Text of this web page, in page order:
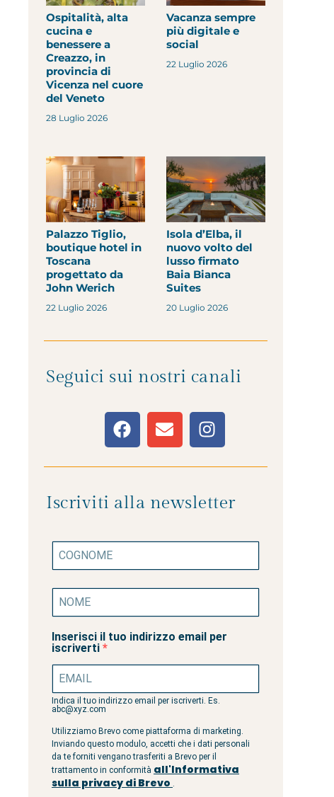
Ospitalità, alta
cucina e
benessere a
Creazzo, in
provincia di
Vicenza nel cuore
del Veneto
28 Luglio 2026
Vacanza sempre
più digitale e
social
22 Luglio 2026
Palazzo Tiglio,
boutique hotel in
Toscana
progettato da
John Werich
22 Luglio 2026
Isola d’Elba, il
nuovo volto del
lusso firmato
Baia Bianca
Suites
20 Luglio 2026
Seguici sui nostri canali
Iscriviti alla newsletter
Inserisci il tuo indirizzo email per
iscriverti
Indica il tuo indirizzo email per iscriverti. Es.
abc@xyz.com
Utilizziamo Brevo come piattaforma di marketing.
Inviando questo modulo, accetti che i dati personali
da te forniti vengano trasferiti a Brevo per il
trattamento in conformità all'Informativa
sulla privacy di Brevo